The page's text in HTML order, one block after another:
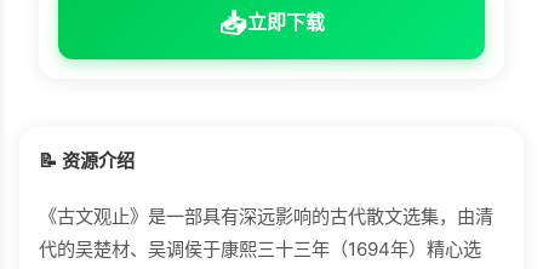
📥立即下载
📝 资源介绍
《古文观止》是一部具有深远影响的古代散文选集，由清
代的吴楚材、吴调侯于康熙三十三年（1694年）精心选